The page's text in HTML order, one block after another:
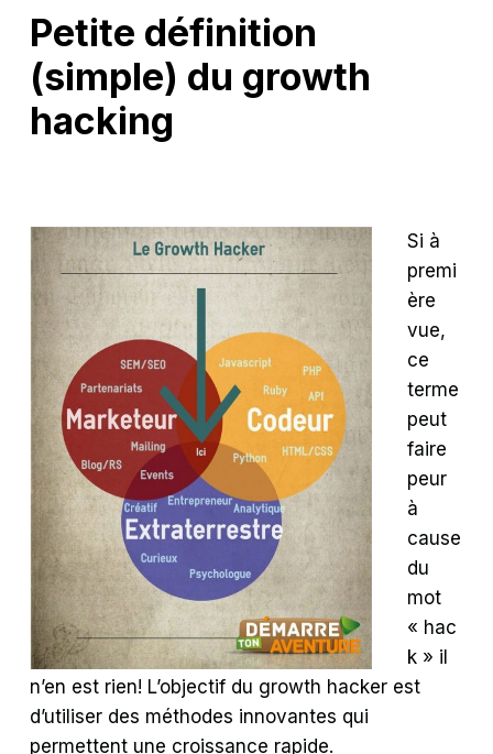
Petite définition
(simple) du growth
hacking
Si à
premi
ère
vue,
ce
terme
peut
faire
peur
à
cause
du
mot
« hac
k » il
n’en est rien! L’objectif du growth hacker est
d’utiliser des méthodes innovantes qui
permettent une croissance rapide.